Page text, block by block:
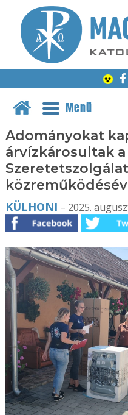
Menü
Adományokat
árvízkárosultak
Szeretetszolgálat
KÜLHONI – 2025.